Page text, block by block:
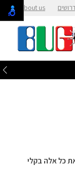
About us
כל אלה בקלי